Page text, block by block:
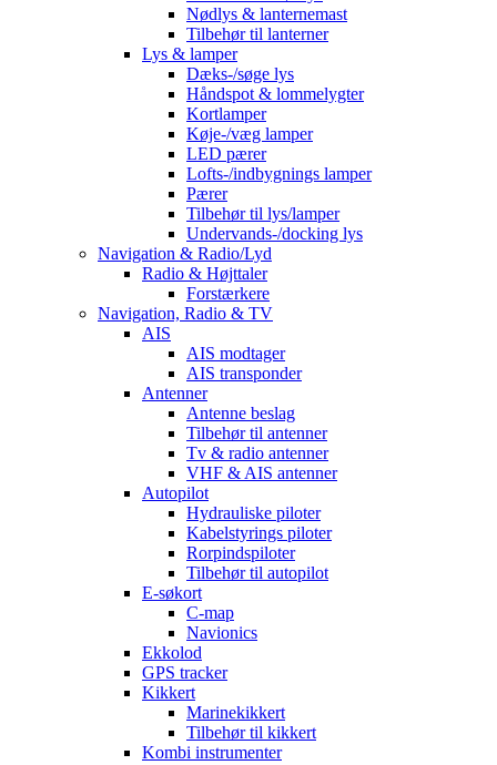
Nødlys & lanternemast
Tilbehør til lanterner
Lys & lamper
Dæks-/søge lys
Håndspot & lommelygter
Kortlamper
Køje-/væg lamper
LED pærer
Lofts-/indbygnings lamper
Pærer
Tilbehør til lys/lamper
Undervands-/docking lys
Navigation & Radio/Lyd
Radio & Højttaler
Forstærkere
Navigation, Radio & TV
AIS
AIS modtager
AIS transponder
Antenner
Antenne beslag
Tilbehør til antenner
Tv & radio antenner
VHF & AIS antenner
Autopilot
Hydrauliske piloter
Kabelstyrings piloter
Rorpindspiloter
Tilbehør til autopilot
E-søkort
C-map
Navionics
Ekkolod
GPS tracker
Kikkert
Marinekikkert
Tilbehør til kikkert
Kombi instrumenter